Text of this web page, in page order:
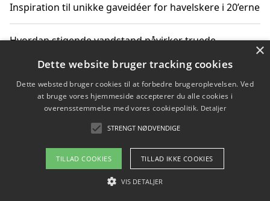
Inspiration til unikke gaveidéer for havelskere i 20’erne
Hvordan stigende vandstand påvirker truede
Sådan vælger du de bedste vandrerygsække til
vandreture i Danmark
Copyright 2026 - Pilanto Aps
Om / kontakt
×
Dette website bruger tracking cookies
Dette websted bruger cookies til at forbedre brugeroplevelsen. Ved
at bruge vores hjemmeside accepterer du alle cookies i
overensstemmelse med vores cookiepolitik. Detaljer
STRENGT NØDVENDIGE
TILLAD COOKIES TILLAD IKKE COOKIES
VIS DETALJER